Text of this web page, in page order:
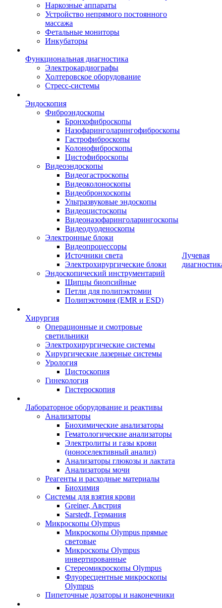
Наркозные аппараты
Устройство непрямого постоянного
массажа
Фетальные мониторы
Инкубаторы
Функциональная диагностика
Электрокардиографы
Холтеровское оборудование
Стресс-системы
Эндоскопия
Фиброэндоскопы
Бронхофиброскопы
Назофаринголарингофиброскопы
Гастрофиброскопы
Колонофиброскопы
Цистофиброскопы
Видеоэндоскопы
Видеогастроскопы
Видеоколоноскопы
Видеобронхоскопы
Ультразвуковые эндоскопы
Видеоцистоскопы
Видеоназофаринголарингоскопы
Видеодуоденоскопы
Электронные блоки
Видеопроцессоры
Источники света
Электрохирургические блоки
Эндоскопический инструментарий
Щипцы биопсийные
Петли для полипэктомии
Полипэктомия (EMR и ESD)
Хирургия
Операционные и смотровые
светильники
Электрохирургические системы
Хирургические лазерные системы
Урология
Цистоскопия
Гинекология
Гистероскопия
Лабораторное оборудование и реактивы
Анализаторы
Биохимические анализаторы
Гематологические анализаторы
Электролиты и газы крови
(ионоселективный анализ)
Анализаторы глюкозы и лактата
Анализаторы мочи
Реагенты и расходные материалы
Биохимия
Системы для взятия крови
Greiner, Австрия
Sarstedt, Германия
Микроскопы Olympus
Микроскопы Olympus прямые
световые
Микроскопы Olympus
инвертированные
Стереомикроскопы Olympus
Флуоресцентные микроскопы
Olympus
Пипеточные дозаторы и наконечники
Лучевая